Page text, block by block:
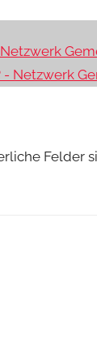
- Netzwerk
Felder